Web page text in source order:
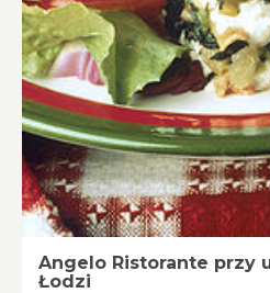
Angelo Ristorante przy
Łodzi